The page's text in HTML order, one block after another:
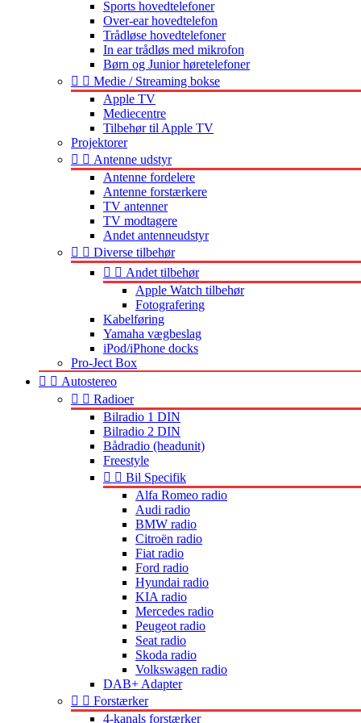
Sports hovedtelefoner
Over-ear hovedtelefon
Trådløse hovedtelefoner
In ear trådløs med mikrofon
Børn og Junior høretelefoner
  Medie / Streaming bokse
Apple TV
Mediecentre
Tilbehør til Apple TV
Projektorer
  Antenne udstyr
Antenne fordelere
Antenne forstærkere
TV antenner
TV modtagere
Andet antenneudstyr
  Diverse tilbehør
  Andet tilbehør
Apple Watch tilbehør
Fotografering
Kabelføring
Yamaha vægbeslag
iPod/iPhone docks
Pro-Ject Box
  Autostereo
  Radioer
Bilradio 1 DIN
Bilradio 2 DIN
Bådradio (headunit)
Freestyle
  Bil Specifik
Alfa Romeo radio
Audi radio
BMW radio
Citroën radio
Fiat radio
Ford radio
Hyundai radio
KIA radio
Mercedes radio
Peugeot radio
Seat radio
Skoda radio
Volkswagen radio
DAB+ Adapter
  Forstærker
4-kanals forstærker